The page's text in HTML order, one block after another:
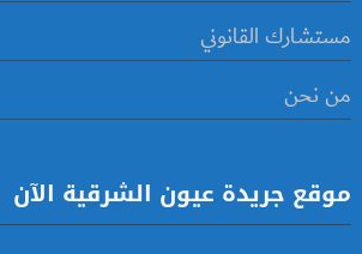
مستشارك القانوني
من نحن
موقع جريدة عيون الشرقية الآن